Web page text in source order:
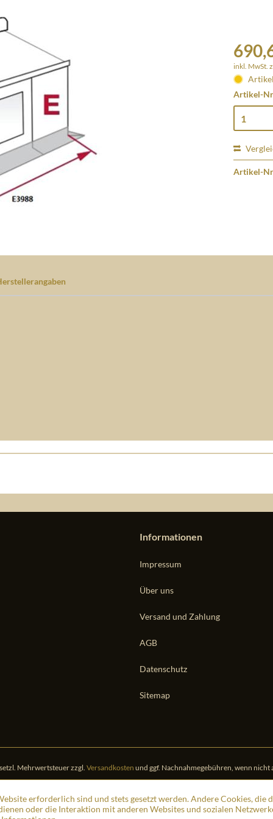
inkl. MwSt.
Artikel-
Artikel-
Informationen
Impressum
Über uns
Versand und Zahlung
AGB
Datenschutz
Sitemap
Mehrwertsteuer zzgl. Versandkosten und ggf. Nachnahmegebühren, wenn nicht
erforderlich sind und stets gesetzt werden. Andere Cookies, die
oder die Interaktion mit anderen Websites und sozialen